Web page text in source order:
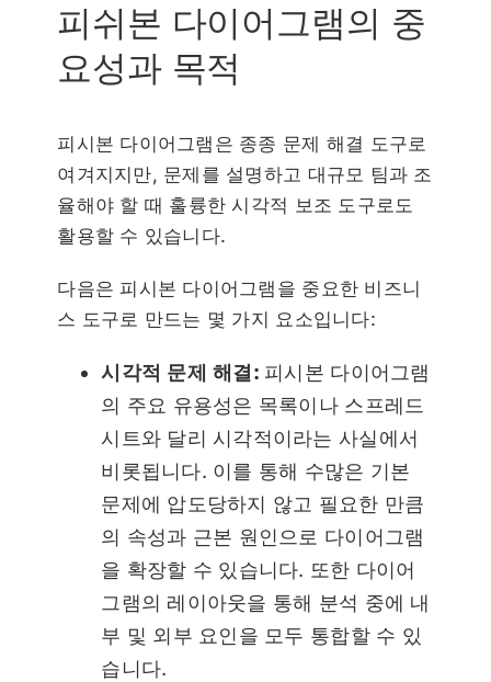
피쉬본 다이어그램의 중
요성과 목적
피시본 다이어그램은 종종 문제 해결 도구로
여겨지지만, 문제를 설명하고 대규모 팀과 조
율해야 할 때 훌륭한 시각적 보조 도구로도
활용할 수 있습니다.
다음은 피시본 다이어그램을 중요한 비즈니
스 도구로 만드는 몇 가지 요소입니다:
시각적 문제 해결:피시본 다이어그램
의 주요 유용성은 목록이나 스프레드
시트와 달리 시각적이라는 사실에서
비롯됩니다. 이를 통해 수많은 기본
문제에 압도당하지 않고 필요한 만큼
의 속성과 근본 원인으로 다이어그램
을 확장할 수 있습니다. 또한 다이어
그램의 레이아웃을 통해 분석 중에 내
부 및 외부 요인을 모두 통합할 수 있
습니다.